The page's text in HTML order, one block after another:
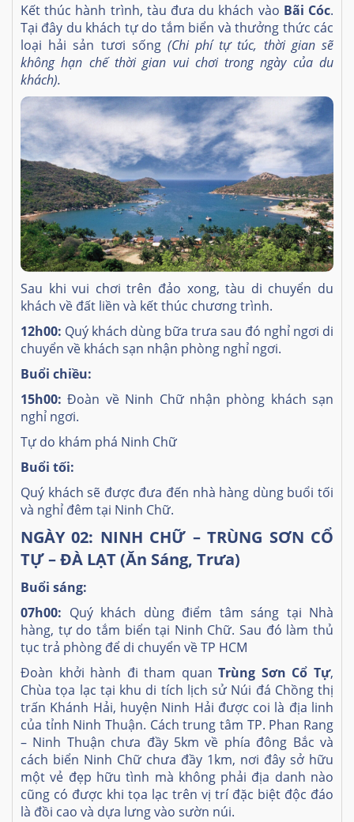
Kết thúc hành trình, tàu đưa du khách vào Bãi Cóc.
Tại đây du khách tự do tắm biển và thưởng thức các
loại hải sản tươi sống (Chi phí tự túc, thời gian sẽ
không hạn chế thời gian vui chơi trong ngày của du
khách).
Sau khi vui chơi trên đảo xong, tàu di chuyển du
khách về đất liền và kết thúc chương trình.
12h00: Quý khách dùng bữa trưa sau đó nghỉ ngơi di
chuyển về khách sạn nhận phòng nghỉ ngơi.
Buổi chiều:
15h00: Đoàn về Ninh Chữ nhận phòng khách sạn
nghỉ ngơi.
Tự do khám phá Ninh Chữ
Buổi tối:
Quý khách sẽ được đưa đến nhà hàng dùng buổi tối
và nghỉ đêm tại Ninh Chữ.
NGÀY 02: NINH CHỮ – TRÙNG SƠN CỔ
TỰ – ĐÀ LẠT (Ăn Sáng, Trưa)
Buổi sáng:
07h00: Quý khách dùng điểm tâm sáng tại Nhà
hàng, tự do tắm biển tại Ninh Chữ. Sau đó làm thủ
tục trả phòng để di chuyển về TP HCM
Đoàn khởi hành đi tham quanTrùng Sơn Cổ Tự,
Chùa tọa lạc tại khu di tích lịch sử Núi đá Chồng thị
trấn Khánh Hải, huyện Ninh Hải được coi là địa linh
của tỉnh Ninh Thuận. Cách trung tâm TP. Phan Rang
– Ninh Thuận chưa đầy 5km về phía đông Bắc và
cách biển Ninh Chữ chưa đầy 1km, nơi đây sở hữu
một vẻ đẹp hữu tình mà không phải địa danh nào
cũng có được khi tọa lạc trên vị trí đặc biệt độc đáo
là đồi cao và dựa lưng vào sườn núi.